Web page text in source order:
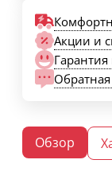
Акции и
Гарантия
Обратная
Обзор